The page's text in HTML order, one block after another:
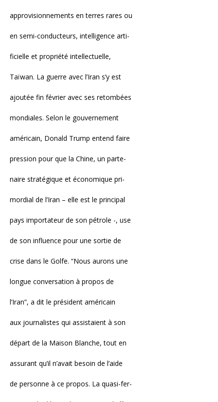
approvisionnements en terres rares ou
en semi-conducteurs, intelligence arti-
ficielle et propriété intellectuelle,
Taïwan. La guerre avec l’Iran s’y est
ajoutée fin février avec ses retombées
mondiales. Selon le gouvernement
américain, Donald Trump entend faire
pression pour que la Chine, un parte-
naire stratégique et économique pri-
mordial de l’Iran – elle est le principal
pays importateur de son pétrole -, use
de son influence pour une sortie de
crise dans le Golfe. “Nous aurons une
longue conversation à propos de
l’Iran”, a dit le président américain
aux journalistes qui assistaient à son
départ de la Maison Blanche, tout en
assurant qu’il n’avait besoin de l’aide
de personne à ce propos. La quasi-fer-